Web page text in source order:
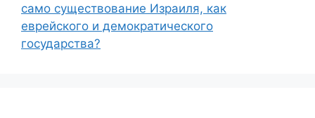
само существование Израиля, как
еврейского и демократического
государства?